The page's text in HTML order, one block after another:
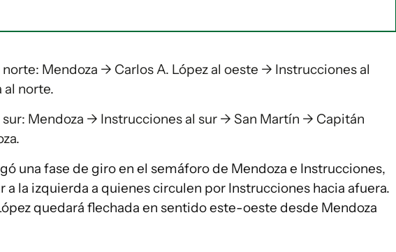
norte: Mendoza → Carlos A. López al oeste → Instrucciones al
norte.
sur: Mendoza → Instrucciones al sur → San Martín → Capitán
una fase de giro en el semáforo de Mendoza e Instrucciones,
la izquierda a quienes circulen por Instrucciones hacia afuera.
quedará flechada en sentido este-oeste desde Mendoza